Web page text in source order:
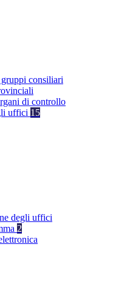
consiliari
di controllo
uffici 15
degli uffici
2